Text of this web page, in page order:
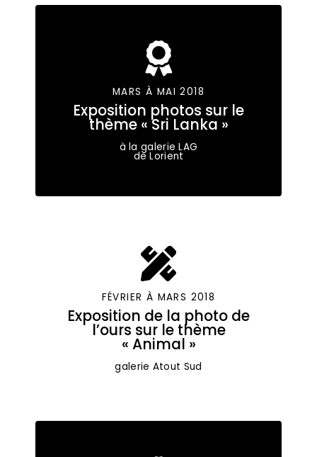
MARS À MAI 2018
Exposition photos sur le
thème « Sri Lanka »
à la galerie LAG
de Lorient
FÉVRIER À MARS 2018
Exposition de la photo de
l’ours sur le thème
« Animal »
galerie Atout Sud